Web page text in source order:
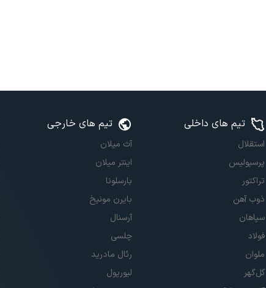
تیم های داخلی
استقلال
پرسپولیس
تراکتور
ذوب آهن
سپاهان
فولاد
ملوان
گل‌گهر
تیم های خارجی
آث میلان
اینتر میلان
بارسلونا
بایرن مونیخ
آرسنال
چلسی
رئال مادرید
لیورپول